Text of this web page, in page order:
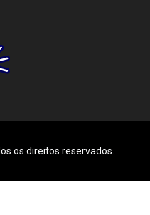
os direitos reservados.